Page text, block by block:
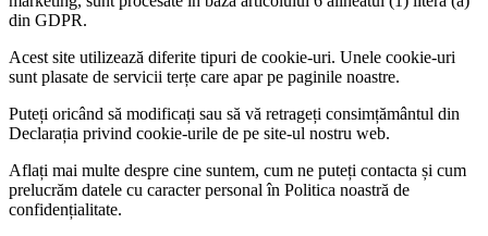
din GDPR.
Acest site utilizează diferite tipuri de cookie-uri. Unele cookie-uri
sunt plasate de servicii terțe care apar pe paginile noastre.
Puteți oricând să modificați sau să vă retrageți consimțământul din
Declarația privind cookie-urile de pe site-ul nostru web.
Aflați mai multe despre cine suntem, cum ne puteți contacta și cum
prelucrăm datele cu caracter personal în Politica noastră de
confidențialitate.